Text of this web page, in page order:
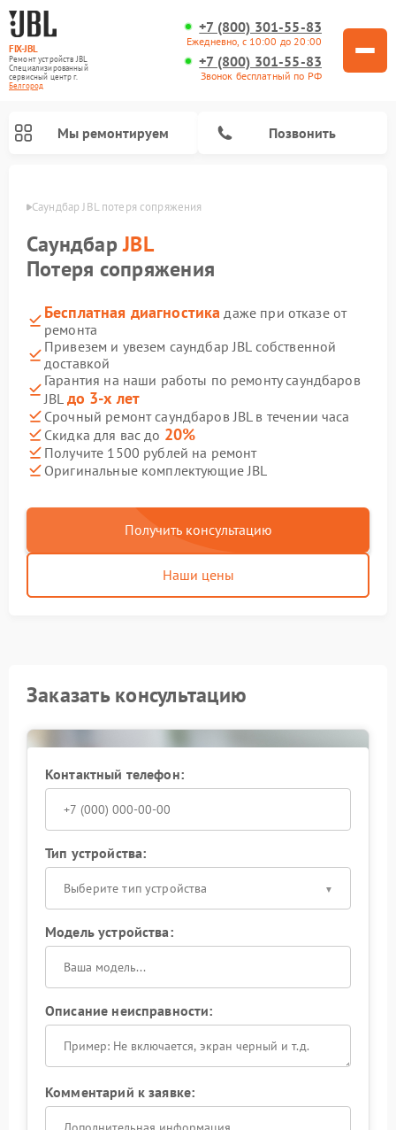
FIX-JBL
Ремонт устройств JBL
Специализированный
cервисный центр г.
Белгород
+7 (800) 301-55-83
Ежедневно, с 10:00 до 20:00
+7 (800) 301-55-83
Звонок бесплатный по РФ
Мы ремонтируем Позвонить
Саундбар JBL потеря сопряжения
СаундбарJBL
Потеря сопряжения
Бесплатная диагностика даже при отказе от
ремонта
Привезем и увезем саундбар JBL собственной
доставкой
Гарантия на наши работы по ремонту саундбаров
JBL до 3-х лет
Срочный ремонт саундбаров JBL в течении часа
Скидка для вас до 20%
Получите 1500 рублей на ремонт
Оригинальные комплектующие JBL
Получить консультацию
Наши цены
Заказать консультацию
Контактный телефон:
Тип устройства:
Выберите тип устройства
Модель устройства:
Описание неисправности:
Комментарий к заявке: